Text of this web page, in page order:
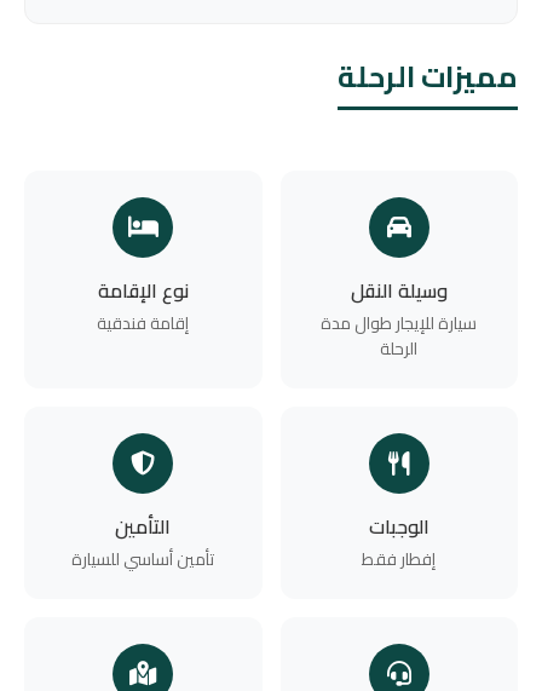
مميزات الرحلة
وسيلة النقل
سيارة للإيجار طوال مدة
الرحلة
نوع الإقامة
إقامة فندقية
الوجبات
إفطار فقط
التأمين
تأمين أساسي للسيارة